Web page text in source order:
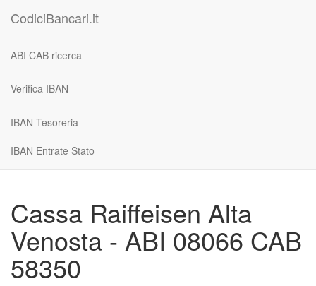
CodiciBancari.it
ABI CAB ricerca
Verifica IBAN
IBAN Tesoreria
IBAN Entrate Stato
Cassa Raiffeisen Alta
Venosta - ABI 08066 CAB
58350